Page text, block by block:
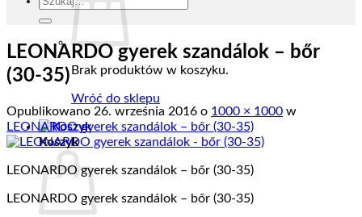
Brak produktów w koszyku.
Wróć do sklepu
Koszyk
LEONARDO gyerek szandálok – bőr
(30-35)
Opublikowano 26. września 2016 o 1000 × 1000 w
LEONARDO gyerek szandálok – bőr (30-35)
LEONARDO gyerek szandálok – bőr (30-35)
LEONARDO gyerek szandálok – bőr (30-35)